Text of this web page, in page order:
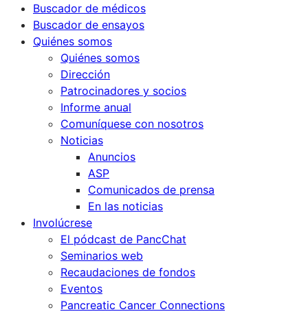
Buscador de médicos
Buscador de ensayos
Quiénes somos
Quiénes somos
Dirección
Patrocinadores y socios
Informe anual
Comuníquese con nosotros
Noticias
Anuncios
ASP
Comunicados de prensa
En las noticias
Involúcrese
El pódcast de PancChat
Seminarios web
Recaudaciones de fondos
Eventos
Pancreatic Cancer Connections